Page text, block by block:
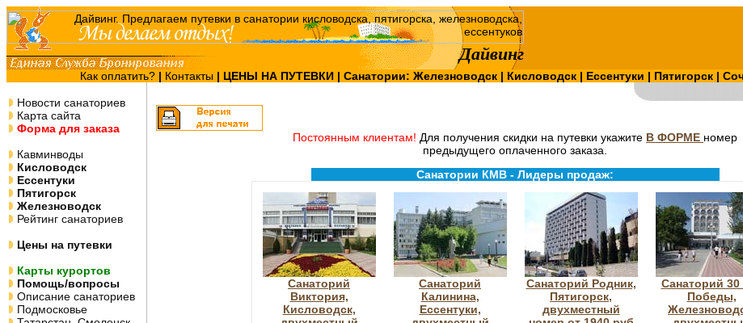
Дайвинг
Как оплатить? | Контакты | ЦЕНЫ НА ПУТЕВКИ| Санатории: Железноводск| Кисловодск | Ессентуки | Пятигорск|
Новости санаториев
Карта сайта
Форма для заказа
Кавминводы
Кисловодск
Ессентуки
Пятигорск
Железноводск
Рейтинг санаториев
Цены на путевки
Карты курортов
Помощь/вопросы
Описание санаториев
Подмосковье
Постоянным клиентам! Для получения скидки на путевки укажите В ФОРМЕ номер
предыдущего оплаченного заказа.
Санатории КМВ - Лидеры продаж:
Санаторий
Виктория,
Кисловодск,
Санаторий
Калинина,
Ессентуки,
Санаторий Родник,
Пятигорск,
двухместный
Санаторий 30
Победы,